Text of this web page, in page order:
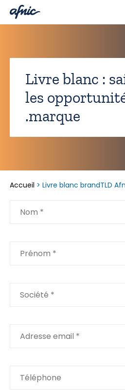
Livre blanc :
les
.marque
Accueil > Livre blanc brandTLD
Panneau de gestion des cookies